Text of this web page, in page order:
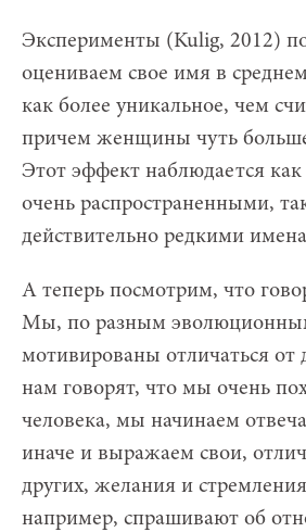
Эксперименты (Kulig, 2012)
оцениваем свое имя в
как более уникальное, чем
причем женщины чуть
Этот эффект наблюдается
очень распространенными,
действительно редкими
А теперь посмотрим, что
Мы, по разным
мотивированы отличаться от
нам говорят, что мы очень
человека, мы начинаем
иначе и выражаем свои,
других, желания и
например, спрашивают об